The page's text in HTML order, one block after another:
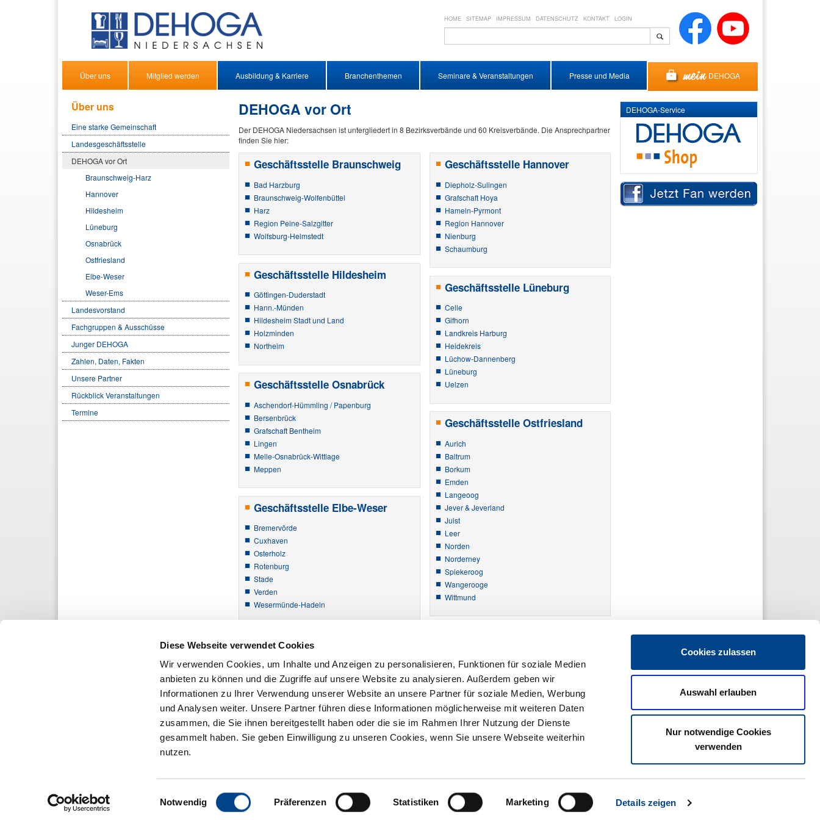
Diese Webseite verwendet Cookies
Wir verwenden Cookies, um Inhalte und Anzeigen zu personalisieren, Funktionen für soziale Medien
anbieten zu können und die Zugriffe auf unsere Website zu analysieren. Außerdem geben wir
Informationen zu Ihrer Verwendung unserer Website an unsere Partner für soziale Medien, Werbung
und Analysen weiter. Unsere Partner führen diese Informationen möglicherweise mit weiteren Daten
zusammen, die Sie ihnen bereitgestellt haben oder die sie im Rahmen Ihrer Nutzung der Dienste
gesammelt haben. Sie geben Einwilligung zu unseren Cookies, wenn Sie unsere Webseite weiterhin
nutzen.
Einwilligungsauswahl
Notwendig Präferenzen Statistiken Marketing Details zeigen
Cookies zulassen
Auswahl erlauben
Nur notwendige Cookies
verwenden
HOME SITEMAP IMPRESSUM DATENSCHUTZ KONTAKT LOGIN
Über uns Mitglied werden Ausbildung & Karriere Branchenthemen Seminare & Veranstaltungen Presse und Media DEHOGA
Über uns
Eine starke Gemeinschaft
Landesgeschäftsstelle
DEHOGA vor Ort
Braunschweig-Harz
Hannover
Hildesheim
Lüneburg
Osnabrück
Ostfriesland
Elbe-Weser
Weser-Ems
Landesvorstand
Fachgruppen & Ausschüsse
Junger DEHOGA
Zahlen, Daten, Fakten
Unsere Partner
Rückblick Veranstaltungen
Termine
DEHOGA vor Ort
Der DEHOGA Niedersachsen ist untergliedert in 8 Bezirksverbände und 60 Kreisverbände. Die Ansprechpartner
finden Sie hier:
Geschäftsstelle Braunschweig
Bad Harzburg
Braunschweig-Wolfenbüttel
Harz
Region Peine-Salzgitter
Wolfsburg-Helmstedt
Geschäftsstelle Hildesheim
Göttingen-Duderstadt
Hann.-Münden
Hildesheim Stadt und Land
Holzminden
Northeim
Geschäftsstelle Osnabrück
Aschendorf-Hümmling / Papenburg
Bersenbrück
Grafschaft Bentheim
Lingen
Melle-Osnabrück-Wittlage
Meppen
Geschäftsstelle Elbe-Weser
Bremervörde
Cuxhaven
Osterholz
Rotenburg
Stade
Verden
Wesermünde-Hadeln
Geschäftsstelle Hannover
Diepholz-Sulingen
Grafschaft Hoya
Hameln-Pyrmont
Region Hannover
Nienburg
Schaumburg
Geschäftsstelle Lüneburg
Celle
Gifhorn
Landkreis Harburg
Heidekreis
Lüchow-Dannenberg
Lüneburg
Uelzen
Geschäftsstelle Ostfriesland
Aurich
Baltrum
Borkum
Emden
Langeoog
Jever & Jeverland
Juist
Leer
Norden
Norderney
Spiekeroog
Wangerooge
Wittmund
Cloppenburg
Delmenhorst
Friesland
Oldenburg (Land)
Oldenburg (Stadt)
Vechta
Drucken
DEHOGA-Service